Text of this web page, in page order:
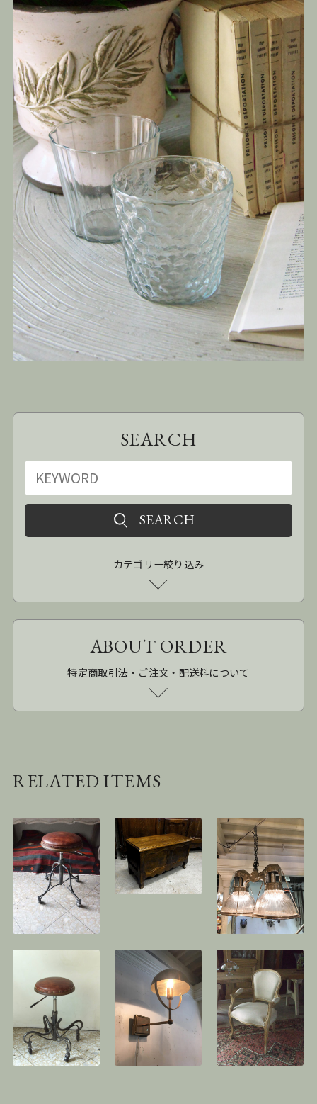
SEARCH
カテゴリー絞り込み
ABOUT ORDER
特定商取引法・ご注文・配送料について
RELATED ITEMS